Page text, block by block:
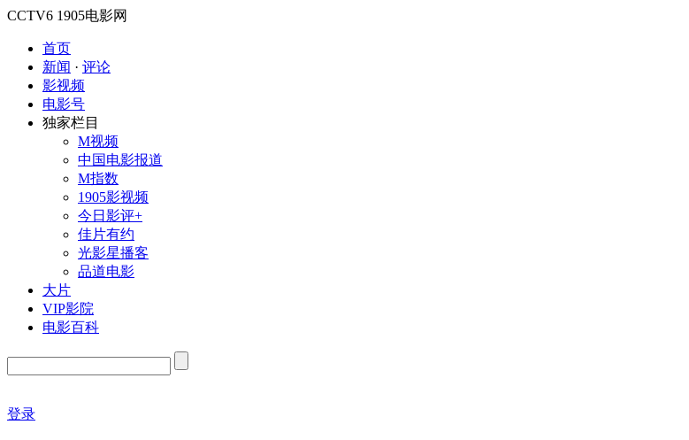
CCTV6 1905电影网
首页
新闻 · 评论
影视频
电影号
独家栏目
M视频
中国电影报道
M指数
1905影视频
今日影评+
佳片有约
光影星播客
品道电影
大片
VIP影院
电影百科
登录